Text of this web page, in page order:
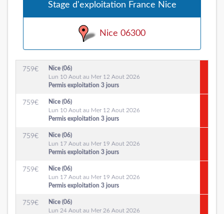
Stage d'exploitation France Nice
Nice 06300
759€
Nice (06)
Lun 10 Aout au Mer 12 Aout 2026
Permis exploitation 3 jours
759€
Nice (06)
Lun 10 Aout au Mer 12 Aout 2026
Permis exploitation 3 jours
759€
Nice (06)
Lun 17 Aout au Mer 19 Aout 2026
Permis exploitation 3 jours
759€
Nice (06)
Lun 17 Aout au Mer 19 Aout 2026
Permis exploitation 3 jours
759€
Nice (06)
Lun 24 Aout au Mer 26 Aout 2026